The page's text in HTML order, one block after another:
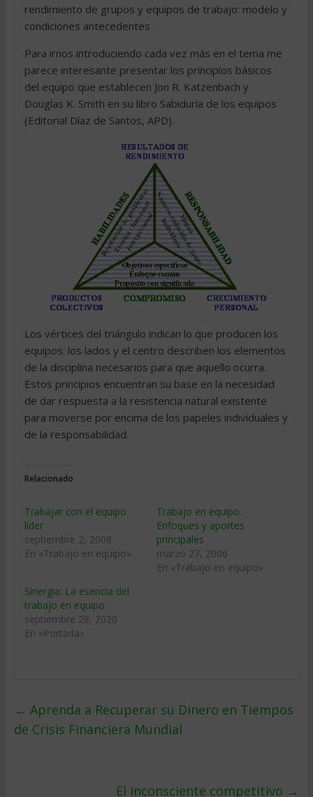
rendimiento de grupos y equipos de trabajo: modelo y
condiciones antecedentes .
Para irnos introduciendo cada vez más en el tema me
parece interesante presentar los principios básicos
del equipo que establecen Jon R. Katzenbach y
Douglas K. Smith en su libro Sabiduría de los equipos
(Editorial Díaz de Santos, APD).
Los vértices del triángulo indican lo que producen los
equipos: los lados y el centro describen los elementos
de la disciplina necesarios para que aquello ocurra.
Estos principios encuentran su base en la necesidad
de dar respuesta a la resistencia natural existente
para moverse por encima de los papeles individuales y
de la responsabilidad.
Relacionado
Trabajar con el equipo
líder
septiembre 2, 2008
En «Trabajo en equipo»
Trabajo en equipo.
Enfoques y aportes
principales
marzo 27, 2006
En «Trabajo en equipo»
Sinergia: La esencia del
trabajo en equipo
septiembre 28, 2020
En «Portada»
← Aprenda a Recuperar su Dinero en Tiempos
de Crisis Financiera Mundial
El inconsciente competitivo →